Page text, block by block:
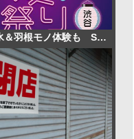
無料かき氷＆羽根モノ体験も SANKYOが「釘玉夏祭り」を渋谷で開催へ